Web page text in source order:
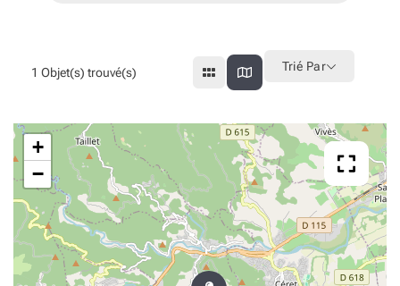
1 Objet(s) trouvé(s) Trié Par
+
−